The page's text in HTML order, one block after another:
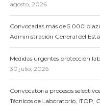
agosto, 2026
Convocadas más de 5.000
Administración General del
Medidas urgentes protección
30 julio, 2026
Convocatoria procesos
Técnicos de Laboratorio, ITOP,